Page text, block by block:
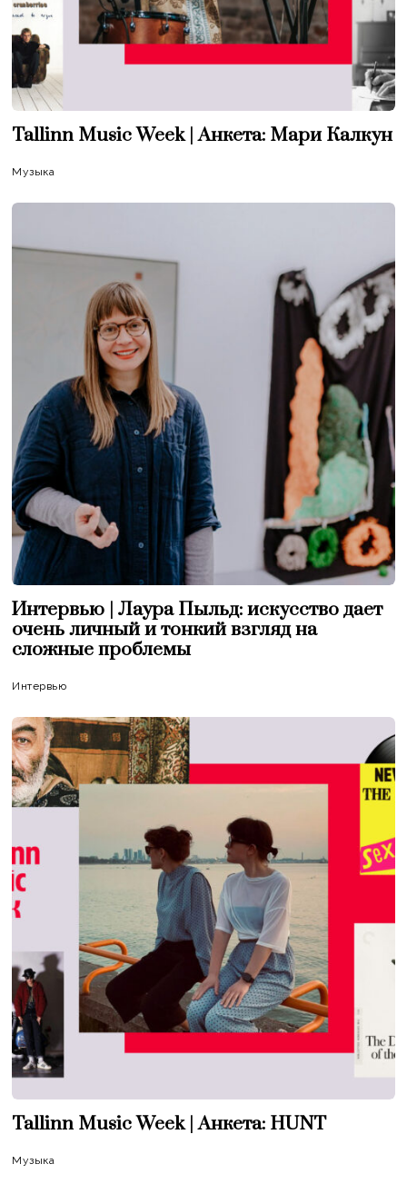
Tallinn Music Week | Анкета: Мари Калкун
Музыка
Интервью | Лаура Пыльд: искусство дает
очень личный и тонкий взгляд на
сложные проблемы
Интервью
Tallinn Music Week | Анкета: HUNT
Музыка